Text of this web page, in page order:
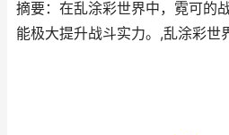
摘要：在乱涂彩世界中，霓可的
能极大提升战斗实力。,乱涂彩世